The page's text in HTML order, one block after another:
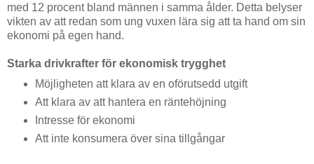
med 12 procent bland männen i samma ålder. Detta belyser
vikten av att redan som ung vuxen lära sig att ta hand om sin
ekonomi på egen hand.
Starka drivkrafter för ekonomisk trygghet
Möjligheten att klara av en oförutsedd utgift
Att klara av att hantera en räntehöjning
Intresse för ekonomi
Att inte konsumera över sina tillgångar